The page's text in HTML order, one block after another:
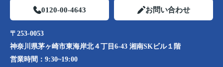
0120-00-4643 お問い合わせ
〒253-0053
神奈川県茅ヶ崎市東海岸北４丁目6-43 湘南SKビル１階
営業時間： 9:30~19:00